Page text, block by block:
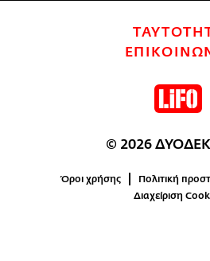
© 2026
Όροι χρήσης
Πολιτική
Διαχείριση